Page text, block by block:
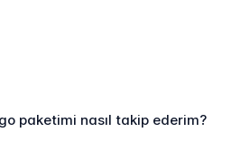
paketimi nasıl takip ederim?